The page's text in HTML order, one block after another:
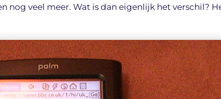
nog veel meer. Wat is dan eigenlijk het verschil?